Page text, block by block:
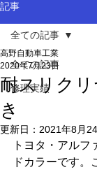
記事
全ての記事
修理実績
全ての記事
耐スリク
き
高野自動車工業
2020年7月23日
更新日： 2021年8月
トヨタ・アルフ
ドカラーです。